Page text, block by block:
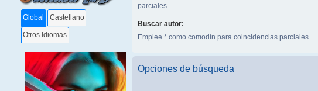
Global Castellano
Otros Idiomas
parciales.
Buscar autor:
Emplee * como comodín para coincidencias parciales.
Opciones de búsqueda